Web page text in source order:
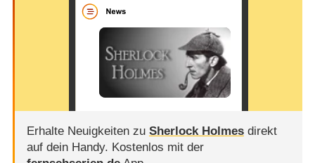
Erhalte Neuigkeiten zu Sherlock Holmesdirekt
auf dein Handy. Kostenlos mit der